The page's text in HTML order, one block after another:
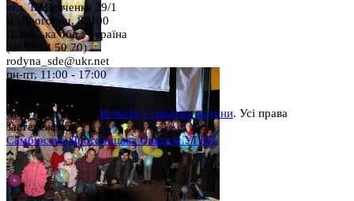
вул. Т. Шевченка 29/1
м. Дрогобич, 82100
Львівська обл., Україна
(067 674 50 70)
rodyna_sde@ukr.net
пн-пт, 11:00 - 17:00
сб, 9:00 - 15:00
Copyright © 2026 Комісія у справах родини. Усі права
застережено.
Самбірсько-Дрогобицька Єпархія УГКЦ